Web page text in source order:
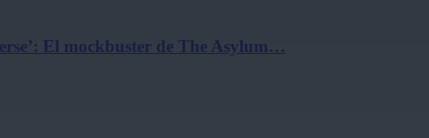
El mockbuster de The Asylum…